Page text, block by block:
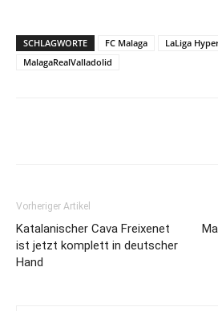
SCHLAGWORTE FC Malaga
LaLiga
MalagaRealValladolid
Vorheriger Artikel
Katalanischer Cava Freixenet
ist jetzt komplett in deutscher
Hand